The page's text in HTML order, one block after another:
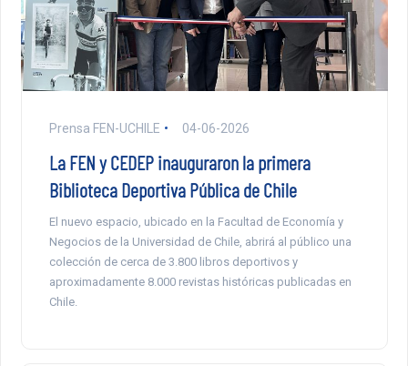
Prensa FEN-UCHILE 04-06-2026
La FEN y CEDEP inauguraron la primera
Biblioteca Deportiva Pública de Chile
El nuevo espacio, ubicado en la Facultad de Economía y
Negocios de la Universidad de Chile, abrirá al público una
colección de cerca de 3.800 libros deportivos y
aproximadamente 8.000 revistas históricas publicadas en
Chile.